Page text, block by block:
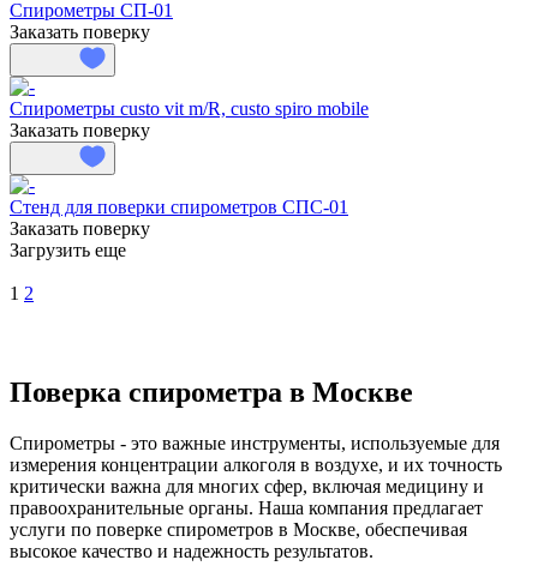
Спирометры СП-01
Заказать поверку
Спирометры custo vit m/R, custo spiro mobile
Заказать поверку
Стенд для поверки спирометров СПС-01
Заказать поверку
Загрузить еще
1 2
Поверка спирометра в Москве
Спирометры - это важные инструменты, используемые для
измерения концентрации алкоголя в воздухе, и их точность
критически важна для многих сфер, включая медицину и
правоохранительные органы. Наша компания предлагает
услуги по поверке спирометров в Москве, обеспечивая
высокое качество и надежность результатов.